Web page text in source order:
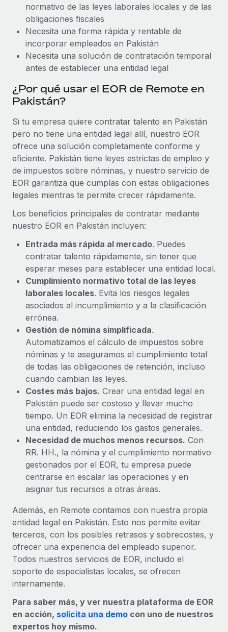
Pento se convierte en un empleador equitativo
con Remote
Gestionar las nóminas internamente es complicado. Tardas
semanas en hacerlo manualmente y, al mes...
normativo de las leyes laborales locales y de las
obligaciones fiscales
Necesita una forma rápida y rentable de
incorporar empleados en Pakistán
Necesita una solución de contratación temporal
antes de establecer una entidad legal
¿Por qué usar el EOR de Remote en
Pakistán?
Si tu empresa quiere contratar talento en Pakistán
pero no tiene una entidad legal allí, nuestro EOR
ofrece una solución completamente conforme y
eficiente. Pakistán tiene leyes estrictas de empleo y
de impuestos sobre nóminas, y nuestro servicio de
EOR garantiza que cumplas con estas obligaciones
legales mientras te permite crecer rápidamente.
Los beneficios principales de contratar mediante
nuestro EOR en Pakistán incluyen:
Entrada más rápida al mercado. Puedes
contratar talento rápidamente, sin tener que
esperar meses para establecer una entidad local.
Cumplimiento normativo total de las leyes
laborales locales. Evita los riesgos legales
asociados al incumplimiento y a la clasificación
errónea.
Gestión de nómina simplificada.
Automatizamos el cálculo de impuestos sobre
nóminas y te aseguramos el cumplimiento total
de todas las obligaciones de retención, incluso
cuando cambian las leyes.
Costes más bajos. Crear una entidad legal en
Pakistán puede ser costoso y llevar mucho
tiempo. Un EOR elimina la necesidad de registrar
una entidad, reduciendo los gastos generales.
Necesidad de muchos menos recursos. Con
RR. HH., la nómina y el cumplimiento normativo
gestionados por el EOR, tu empresa puede
centrarse en escalar las operaciones y en
asignar tus recursos a otras áreas.
Además, en Remote contamos con nuestra propia
entidad legal en Pakistán. Esto nos permite evitar
terceros, con los posibles retrasos y sobrecostes, y
ofrecer una experiencia del empleado superior.
Todos nuestros servicios de EOR, incluido el
soporte de especialistas locales, se ofrecen
internamente.
Para saber más, y ver nuestra plataforma de EOR
en acción, solicita una demo con uno de nuestros
expertos hoy mismo.